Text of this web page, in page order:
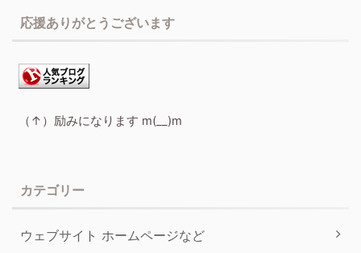
応援ありがとうございます
（↑）励みになります m(__)m
カテゴリー
ウェブサイト ホームページなど